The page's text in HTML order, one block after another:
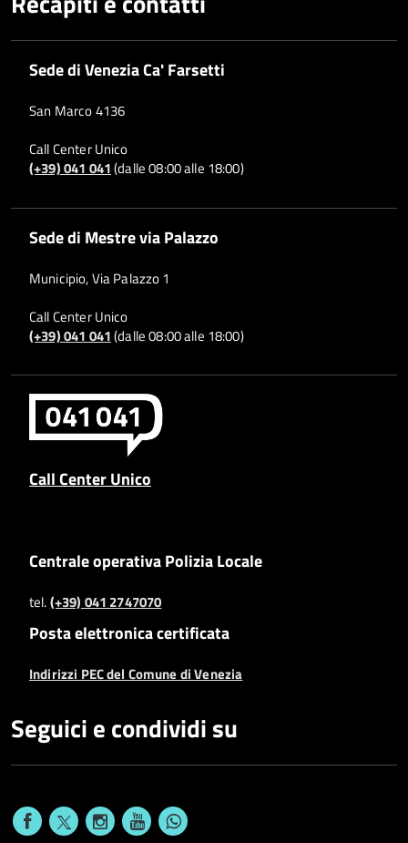
Sede di Venezia Ca' Farsetti
San Marco 4136
Call Center Unico
(+39) 041 041(dalle 08:00 alle 18:00)
Sede di Mestre via Palazzo
Municipio, Via Palazzo 1
Call Center Unico
(+39) 041 041(dalle 08:00 alle 18:00)
Call Center Unico
Centrale operativa Polizia Locale
tel.(+39) 041 2747070
Posta elettronica certificata
Indirizzi PEC del Comune di Venezia
Seguici e condividi su